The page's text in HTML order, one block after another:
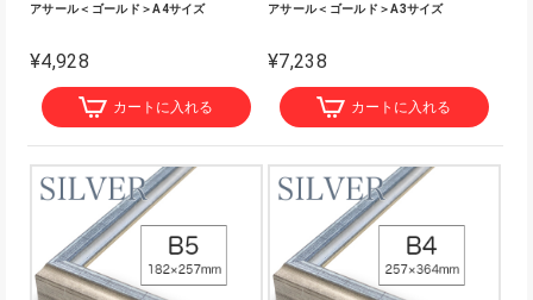
アサール＜ゴールド＞A4サイズ
¥4,928
カートに入れる
アサール＜ゴールド＞A3サイズ
¥7,238
カートに入れる